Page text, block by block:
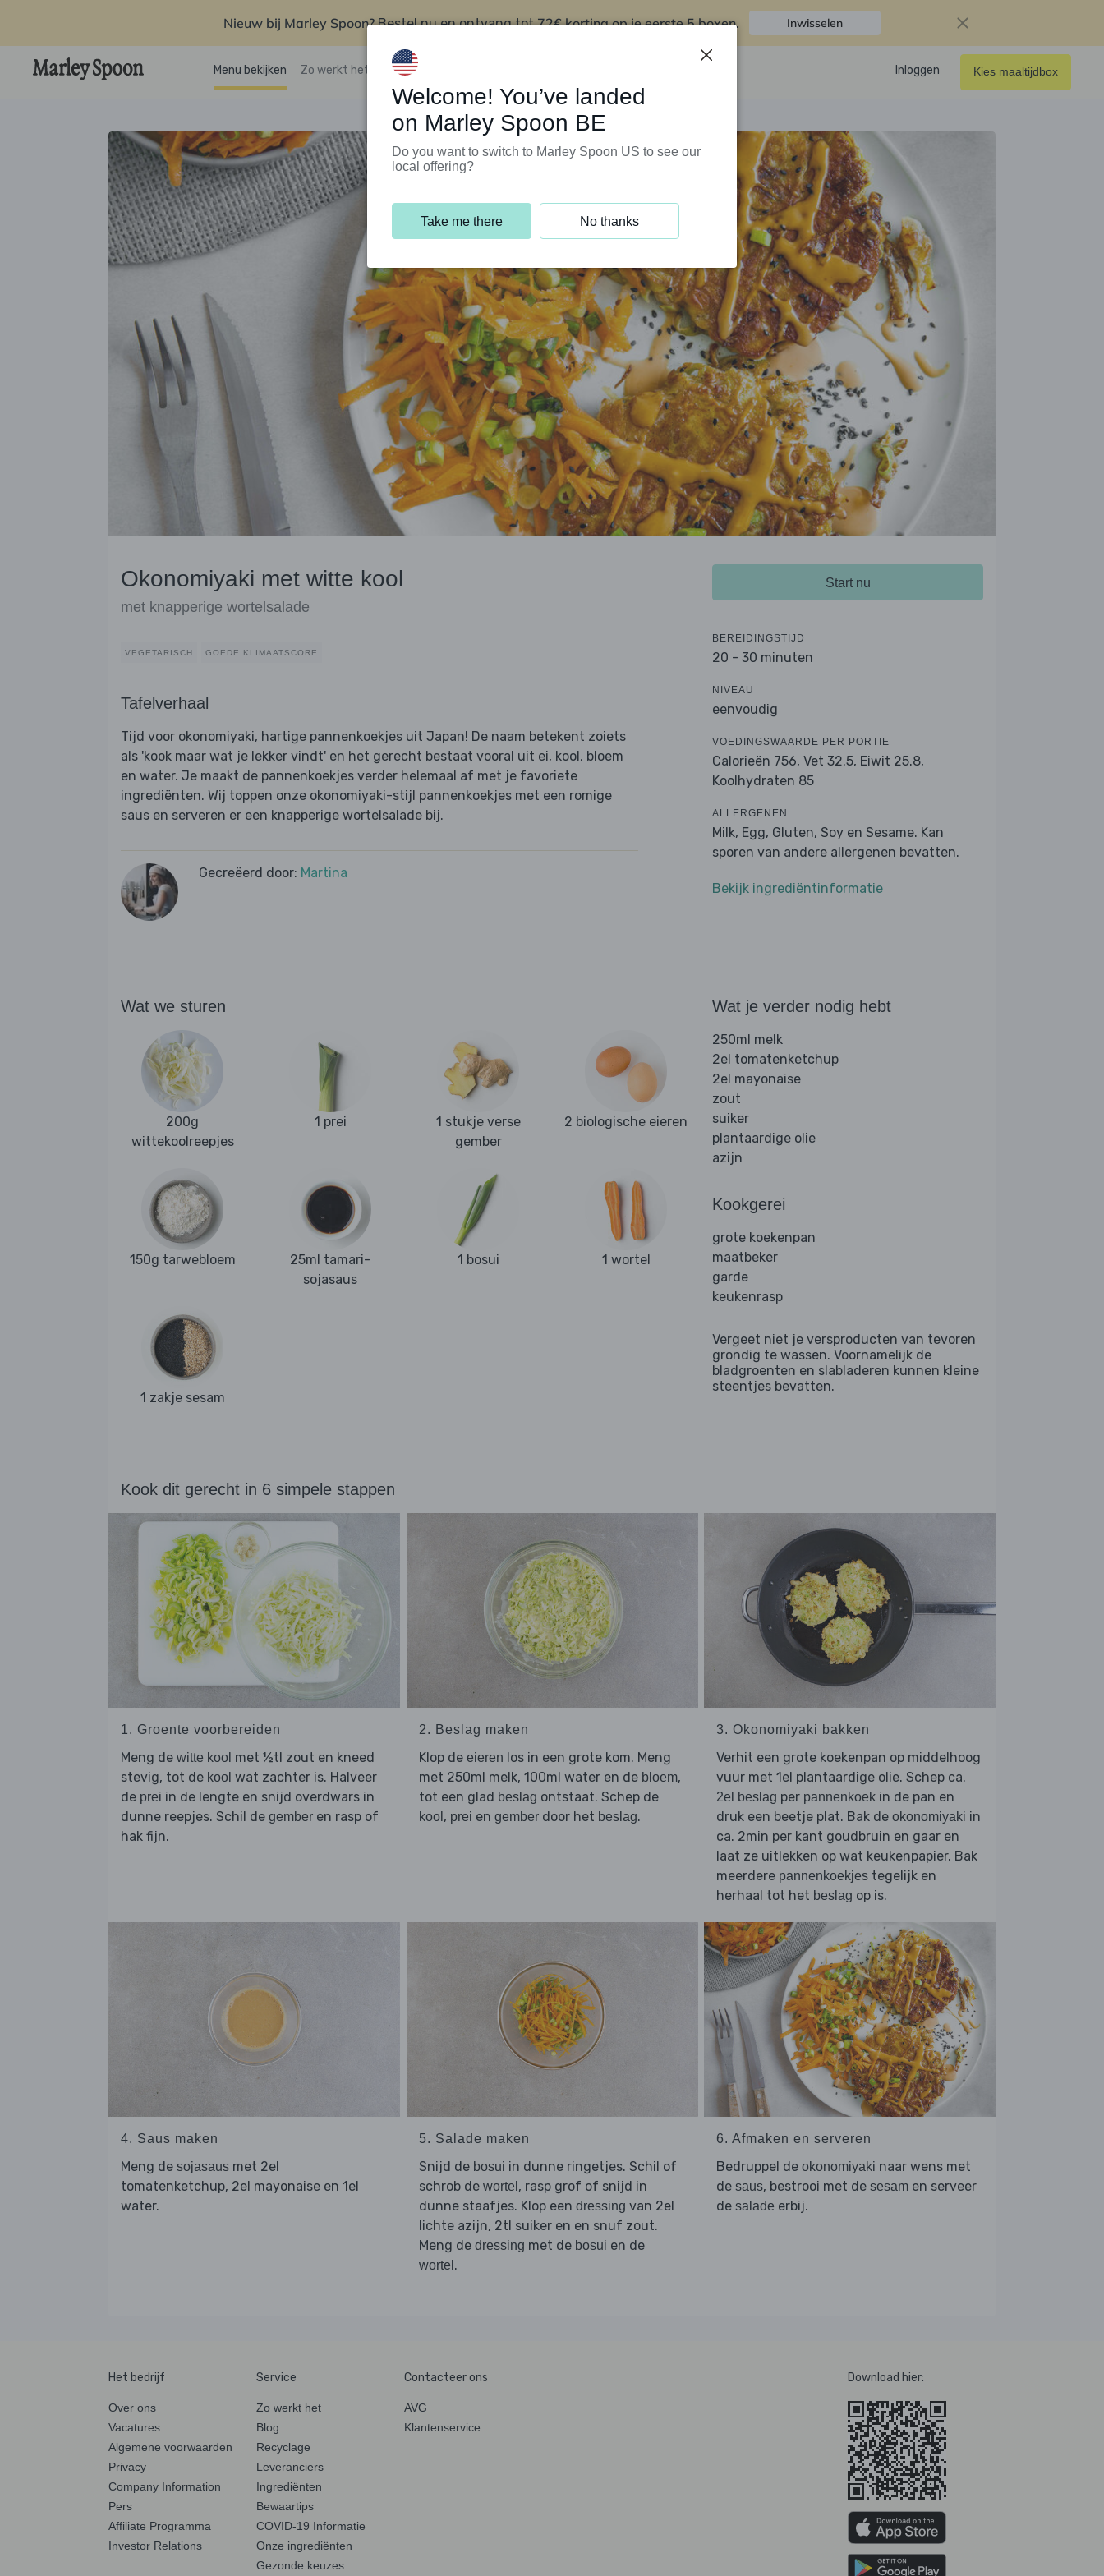
Nieuw bij Marley Spoon?Bestel nu en ontvang tot72€ korting op je eerste 5 boxen. Inwisselen
Menu bekijken Zo werkt het Klantenservice Inloggen Kies maaltijdbox
Okonomiyaki met witte kool
met knapperige wortelsalade
VEGETARISCH GOEDE KLIMAATSCORE
Tafelverhaal
Tijd voor okonomiyaki, hartige pannenkoekjes uit Japan! De naam betekent zoiets
als 'kook maar wat je lekker vindt' en het gerecht bestaat vooral uit ei, kool, bloem
en water. Je maakt de pannenkoekjes verder helemaal af met je favoriete
ingrediënten. Wij toppen onze okonomiyaki-stijl pannenkoekjes met een romige
saus en serveren er een knapperige wortelsalade bij.
Gecreëerd door: Martina
Start nu
BEREIDINGSTIJD
20 - 30 minuten
NIVEAU
eenvoudig
VOEDINGSWAARDE PER PORTIE
Calorieën 756, Vet 32.5, Eiwit 25.8,
Koolhydraten 85
ALLERGENEN
Milk, Egg, Gluten, Soy en Sesame. Kan
sporen van andere allergenen bevatten.
Bekijk ingrediëntinformatie
Wat we sturen
200g
wittekoolreepjes
1 prei
1 stukje verse
gember
2 biologische eieren
150g tarwebloem
25ml tamari-
sojasaus
1 bosui 1 wortel
1 zakje sesam
Wat je verder nodig hebt
250ml melk
2el tomatenketchup
2el mayonaise
zout
suiker
plantaardige olie
azijn
Kookgerei
grote koekenpan
maatbeker
garde
keukenrasp
Vergeet niet je versproducten van tevoren
grondig te wassen. Voornamelijk de
bladgroenten en slabladeren kunnen kleine
steentjes bevatten.
Kook dit gerecht in 6 simpele stappen
1. Groente voorbereiden
Meng de witte kool met ½tl zout en kneed
stevig, tot de kool wat zachter is. Halveer
de prei in de lengte en snijd overdwars in
dunne reepjes. Schil de gember en rasp of
hak fijn.
2. Beslag maken
Klop de eieren los in een grote kom. Meng
met 250ml melk, 100ml water en de bloem,
tot een glad beslag ontstaat. Schep de
kool , prei en gemberdoor het beslag.
3. Okonomiyaki bakken
Verhit een grote koekenpan op middelhoog
vuur met 1el plantaardige olie. Schep ca.
2el beslag per pannenkoek in de pan en
druk een beetje plat. Bak de okonomiyaki in
ca. 2min per kant goudbruin en gaar en
laat ze uitlekken op wat keukenpapier. Bak
meerdere pannenkoekjes tegelijk en
herhaal tot het beslag op is.
4. Saus maken
Meng de sojasaus met 2el
tomatenketchup, 2el mayonaise en 1el
water.
5. Salade maken
Snijd de bosui in dunne ringetjes. Schil of
schrob de wortel , rasp grof of snijd in
dunne staafjes. Klop een dressing van 2el
lichte azijn, 2tl suiker en en snuf zout.
Meng de dressing met de bosui en de
wortel .
6. Afmaken en serveren
Bedruppel de okonomiyaki naar wens met
de saus, bestrooi met de sesam en serveer
de salade erbij.
Het bedrijf
Over ons
Vacatures
Algemene voorwaarden
Privacy
Company Information
Pers
Affiliate Programma
Investor Relations
Service
Zo werkt het
Blog
Recyclage
Leveranciers
Ingrediënten
Bewaartips
COVID-19 Informatie
Onze ingrediënten
Gezonde keuzes
Contacteer ons
AVG
Klantenservice
Download hier:
Welcome! You’ve landed
on Marley Spoon BE
Do you want to switch to Marley Spoon US to see our
local offering?
Take me there No thanks